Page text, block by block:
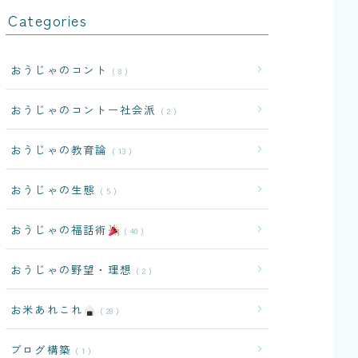
Categories
おうじゃのコント 8
おうじゃのコントー社会派 2
おうじゃの教育論 13
おうじゃの生態 5
おうじゃの福話術 40
おうじゃの野望・理想 2
お米あれこれ 28
ブログ構築 1